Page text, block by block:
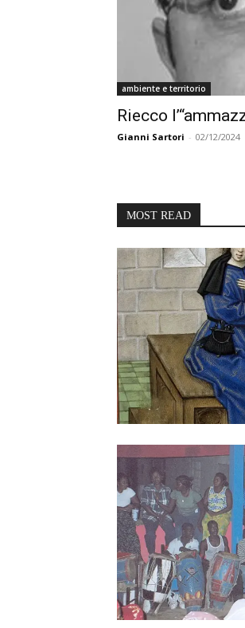
ambiente e territorio
Riecco
Gianni Sartori - 02/12/2024
MOST READ